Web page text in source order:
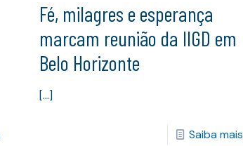
Fé, milagres e esperança
marcam reunião da IIGD em
Belo Horizonte
[…]
Saiba mais